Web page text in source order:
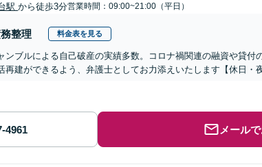
駅 から徒歩3分営業時間：09:00~21:00（平日）
整理 料金表を見る
ンブルによる自己破産の実績多数。コロナ禍関連の融資や貸付
再建ができるよう、弁護士としてお力添えいたします【休日・
メール